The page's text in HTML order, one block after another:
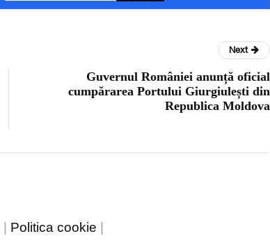
Next
Guvernul României anunță oficial
cumpărarea Portului Giurgiulești din
Republica Moldova
| Politica cookie |